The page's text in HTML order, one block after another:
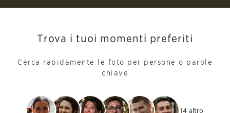
Trova i tuoi momenti preferiti
Cerca rapidamente le foto per persone o parole
chiave
+ 14 altro